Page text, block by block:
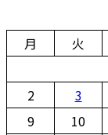
月
火
2
3
9
10